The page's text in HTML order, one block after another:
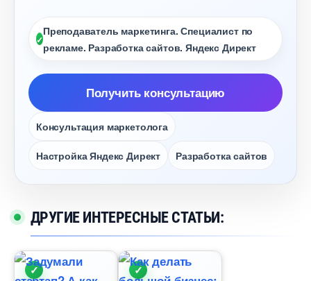
Преподаватель маркетинга. Специалист по
рекламе. Разработка сайтов. Яндекс Директ
Получить консультацию
Консультация маркетолога
Настройка Яндекс Директ Разработка сайто
ДРУГИЕ ИНТЕРЕСНЫЕ СТАТЬИ: